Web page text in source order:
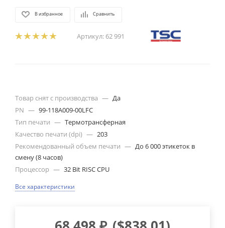
В избранное Сравнить
Артикул: 62 991
Товар снят с производства — Да
PN — 99-118A009-00LFC
Тип печати — Термотрансферная
Качество печати (dpi) — 203
Рекомендованный объем печати — До 6 000 этикеток в
смену (8 часов)
Процессор — 32 Bit RISC CPU
Все характеристики